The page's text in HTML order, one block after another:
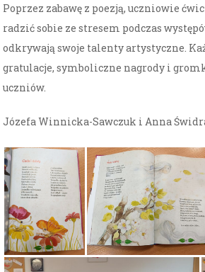
Poprzez zabawę z poezją, uczniowie
radzić sobie ze stresem podczas
odkrywają swoje talenty artystyczne.
gratulacje, symboliczne nagrody i
uczniów.
Józefa Winnicka-Sawczuk i Anna